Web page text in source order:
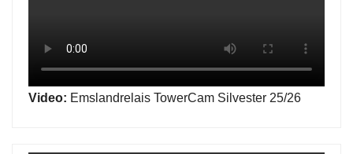
Video: Emslandrelais TowerCam Silvester 25/26